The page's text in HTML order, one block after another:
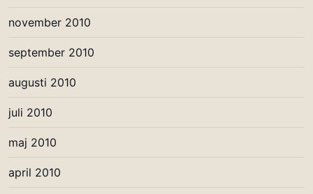
november 2010
september 2010
augusti 2010
juli 2010
maj 2010
april 2010